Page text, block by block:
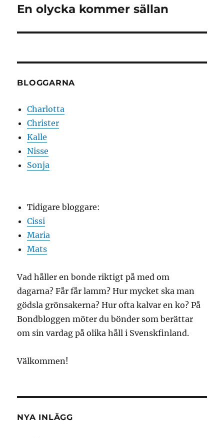
Nästa
En olycka kommer sällan
BLOGGARNA
Charlotta
Christer
Kalle
Nisse
Sonja
Tidigare bloggare:
Cissi
Maria
Mats
Vad håller en bonde riktigt på med om
dagarna? Får får lamm? Hur mycket ska man
gödsla grönsakerna? Hur ofta kalvar en ko? På
Bondbloggen möter du bönder som berättar
om sin vardag på olika håll i Svenskfinland.
Välkommen!
NYA INLÄGG